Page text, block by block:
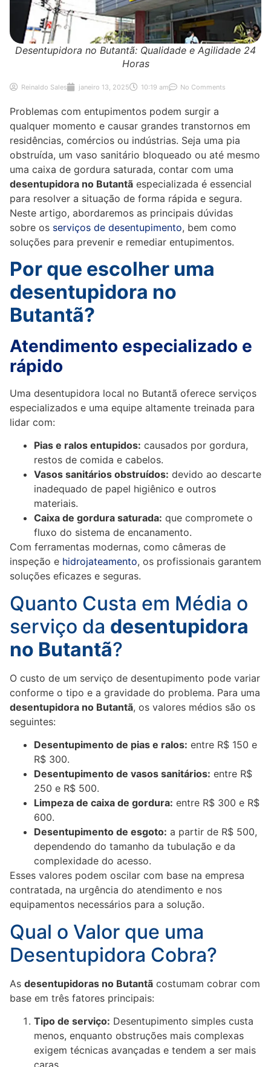
Desentupidora no Butantã: Qualidade e Agilidade 24
Horas
Reinaldo Sales janeiro 13, 2025 10:19 am No Comments
Problemas com entupimentos podem surgir a
qualquer momento e causar grandes transtornos em
residências, comércios ou indústrias. Seja uma pia
obstruída, um vaso sanitário bloqueado ou até mesmo
uma caixa de gordura saturada, contar com uma
desentupidora no Butantã especializada é essencial
para resolver a situação de forma rápida e segura.
Neste artigo, abordaremos as principais dúvidas
sobre os serviços de desentupimento, bem como
soluções para prevenir e remediar entupimentos.
Por que escolher uma
desentupidora no
Butantã?
Atendimento especializado e
rápido
Uma desentupidora local no Butantã oferece serviços
especializados e uma equipe altamente treinada para
lidar com:
Pias e ralos entupidos: causados por gordura,
restos de comida e cabelos.
Vasos sanitários obstruídos: devido ao descarte
inadequado de papel higiênico e outros
materiais.
Caixa de gordura saturada: que compromete o
fluxo do sistema de encanamento.
Com ferramentas modernas, como câmeras de
inspeção e hidrojateamento, os profissionais garantem
soluções eficazes e seguras.
Quanto Custa em Média o
serviço da desentupidora
no Butantã?
O custo de um serviço de desentupimento pode variar
conforme o tipo e a gravidade do problema. Para uma
desentupidora no Butantã, os valores médios são os
seguintes:
Desentupimento de pias e ralos: entre R$ 150 e
R$ 300.
Desentupimento de vasos sanitários: entre R$
250 e R$ 500.
Limpeza de caixa de gordura: entre R$ 300 e R$
600.
Desentupimento de esgoto: a partir de R$ 500,
dependendo do tamanho da tubulação e da
complexidade do acesso.
Esses valores podem oscilar com base na empresa
contratada, na urgência do atendimento e nos
equipamentos necessários para a solução.
Qual o Valor que uma
Desentupidora Cobra?
As desentupidoras no Butantã costumam cobrar com
base em três fatores principais:
Tipo de serviço: Desentupimento simples custa
menos, enquanto obstruções mais complexas
exigem técnicas avançadas e tendem a ser mais
caras.